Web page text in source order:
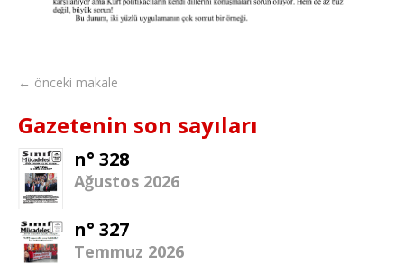
← önceki makale
Gazetenin son sayıları
n° 328
Ağustos 2026
n° 327
Temmuz 2026